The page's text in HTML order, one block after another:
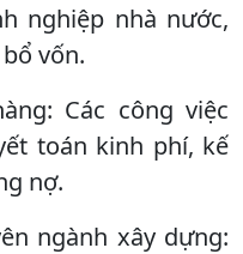
nghiệp nhà nước,
vốn.
Các công việc
toán kinh phí, kế
nợ.
ngành xây dựng: